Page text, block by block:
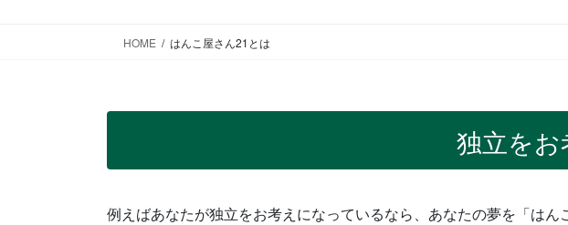
HOME はんこ屋さん21とは
独立を
例えばあなたが独立をお考えになっているなら、あなたの夢を「はん